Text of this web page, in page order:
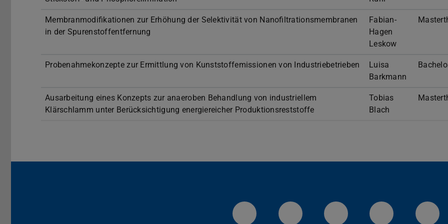
Membranmodifikationen zur Erhöhung der Selektivität von Nanofiltrationsmembranen
in der Spurenstoffentfernung
Fabian-
Hagen
Leskow
Probenahmekonzepte zur Ermittlung von Kunststoffemissionen von Industriebetrieben
Luisa
Barkmann
Ausarbeitung eines Konzepts zur anaeroben Behandlung von industriellem
Klärschlamm unter Berücksichtigung energiereicher Produktionsreststoffe
Tobias
Blach